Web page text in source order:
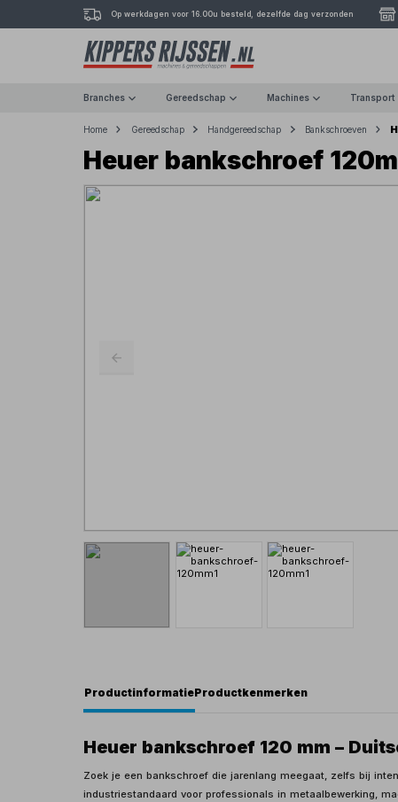
Op werkdagen voor 16.00u besteld, dezelfde dag verzonden
Branches Gereedschap Machines Transport
Home Gereedschap Handgereedschap Bankschroeven
Heuer bankschroef
ProductinformatieProductkenmerken
Heuer bankschroef 120 mm –
Zoek je een bankschroef die jarenlang meegaat, zelfs bij
industriestandaard voor professionals in metaalbewerking,